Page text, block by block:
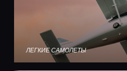
ЛЕГКИЕ САМОЛЕТЫ